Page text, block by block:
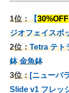
1位：【30%OFF
ジオフェイスボ
2位：Tetra テト
鉢 金魚鉢
3位：[ニューバ
Slide v1 フレッ